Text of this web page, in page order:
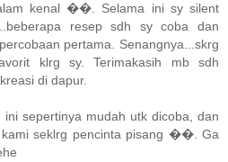
kenal ��. Selama ini sy silent
resep sdh sy coba dan
pertama. Senangnya...skrg
klrg sy. Terimakasih mb sdh
di dapur.
ini sepertinya mudah utk dicoba, dan
kami seklrg pencinta pisang ��. Ga